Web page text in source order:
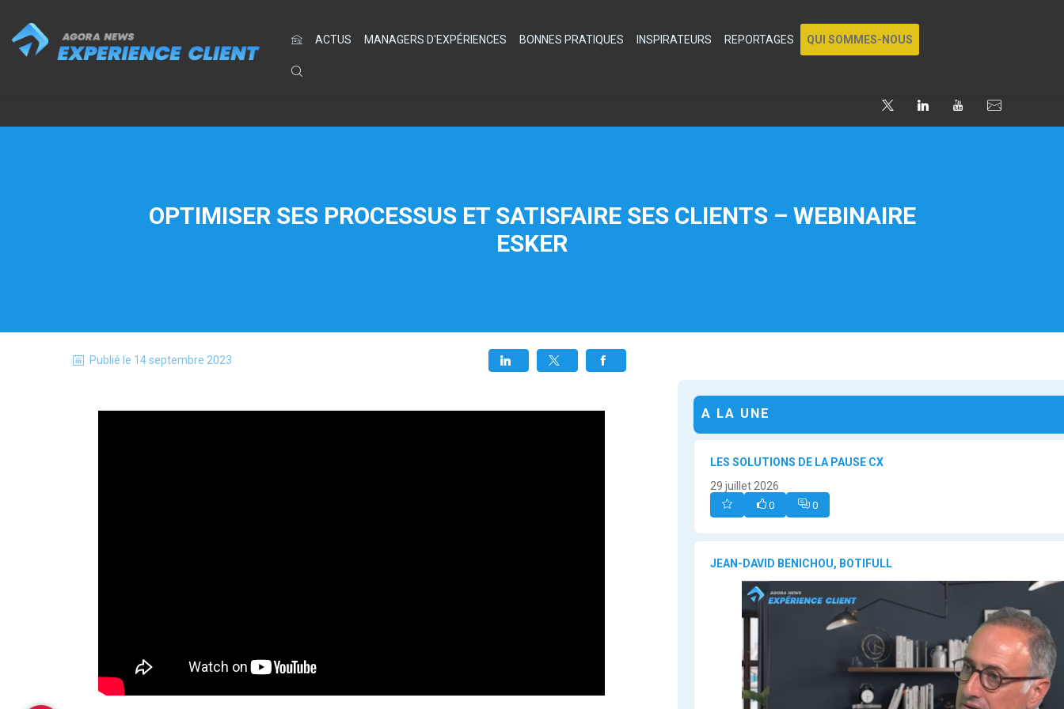
ACTUS MANAGERS D'EXPÉRIENCES BONNES PRATIQUES INSPIRATEURS REPORTAGES QUI SOMMES-NOUS
OPTIMISER SES PROCESSUS ET SATISFAIRE SES CLIENTS – WEBINAIRE
ESKER
Publié le 14 septembre 2023
A LA UNE
LES SOLUTIONS DE LA PAUSE CX
29 juillet 2026
0 0
JEAN-DAVID BENICHOU, BOTIFULL